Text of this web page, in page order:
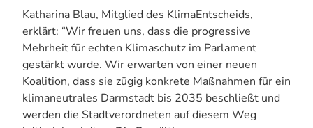
Katharina Blau, Mitglied des KlimaEntscheids,
erklärt: “Wir freuen uns, dass die progressive
Mehrheit für echten Klimaschutz im Parlament
gestärkt wurde. Wir erwarten von einer neuen
Koalition, dass sie zügig konkrete Maßnahmen für ein
klimaneutrales Darmstadt bis 2035 beschließt und
werden die Stadtverordneten auf diesem Weg